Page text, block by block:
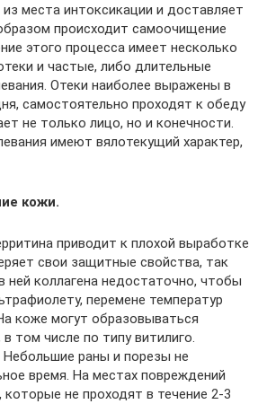
места интоксикации и доставляет
происходит самоочищение
этого процесса имеет несколько
и частые, либо длительные
Отеки наиболее выражены в
самостоятельно проходят к обеду
не только лицо, но и конечности.
имеют вялотекущий характер,
кожи.
приводит к плохой выработке
свои защитные свойства, так
ней коллагена недостаточно, чтобы
перемене температур
коже могут образовываться
том числе по типу витилиго.
Небольшие раны и порезы не
время. На местах повреждений
которые не проходят в течение 2-3